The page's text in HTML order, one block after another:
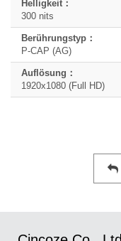
300 nits
P-CAP (AG)
1920x1080 (Full HD)